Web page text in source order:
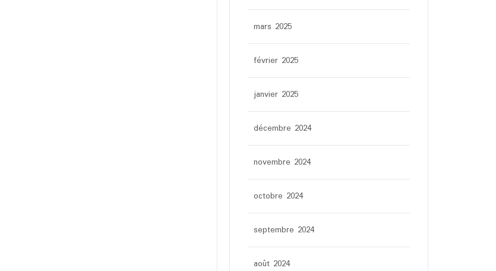
mars 2025
février 2025
janvier 2025
décembre 2024
novembre 2024
octobre 2024
septembre 2024
août 2024